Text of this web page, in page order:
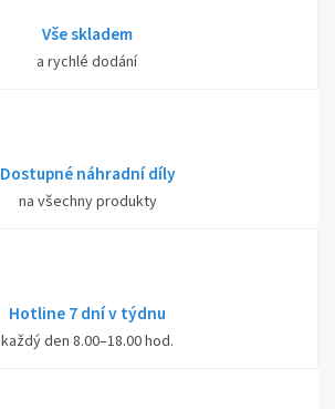
Vše skladem
a rychlé dodání
Dostupné náhradní díly
na všechny produkty
Hotline 7 dní v týdnu
každý den 8.00–18.00 hod.